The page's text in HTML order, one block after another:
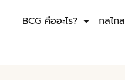
BCG คืออะไร? กลไก